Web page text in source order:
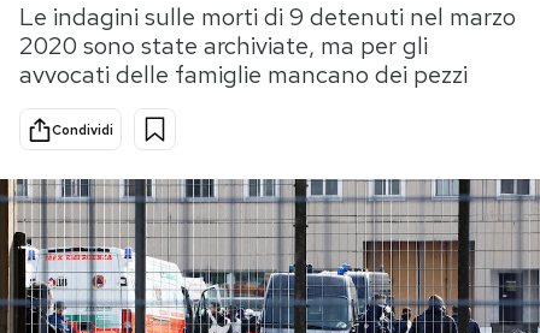
Scienza
Cultura
Sport
Media
Europa
PODCAST
NEWSLETTER
Le indagini sulle morti di 9 detenuti nel marzo
2020 sono state archiviate, ma per gli
avvocati delle famiglie mancano dei pezzi
Condividi